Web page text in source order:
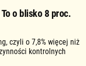
o blisko 8 proc.
czyli o 7,8% więcej niż
kontrolnych